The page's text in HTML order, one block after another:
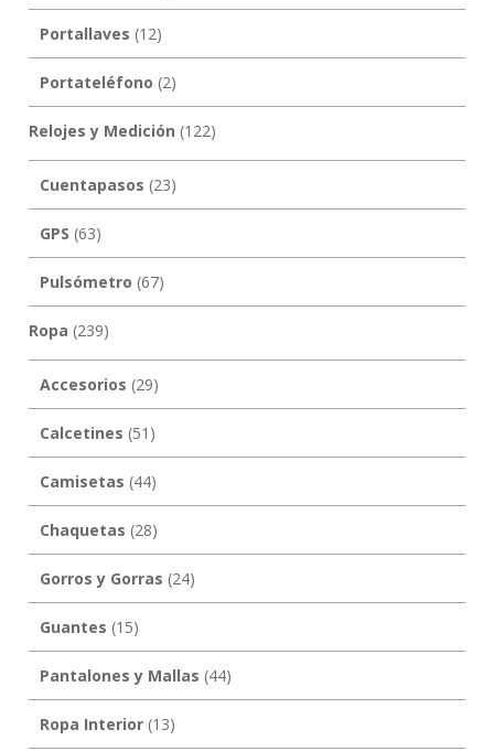
Portallaves (12)
Portateléfono (2)
Relojes y Medición (122)
Cuentapasos (23)
GPS (63)
Pulsómetro (67)
Ropa (239)
Accesorios (29)
Calcetines (51)
Camisetas (44)
Chaquetas (28)
Gorros y Gorras (24)
Guantes (15)
Pantalones y Mallas (44)
Ropa Interior(13)